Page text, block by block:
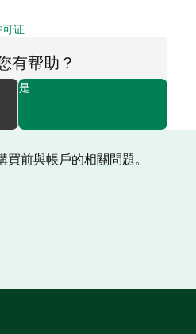
证
有帮助？
是
前與帳戶的相關問題。